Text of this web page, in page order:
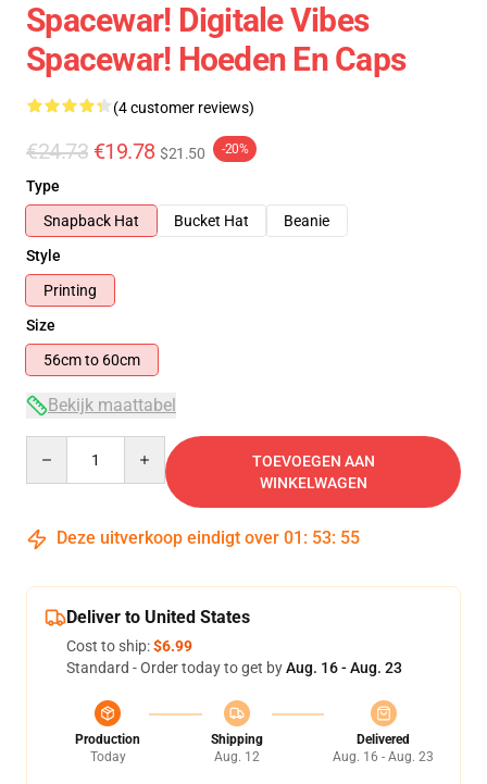
Spacewar! Digitale Vibes
Spacewar! Hoeden En Caps
(4 customer reviews)
€24.73 €19.78 $21.50 -20%
Type
Snapback Hat
Bucket Hat
Beanie
Style
Printing
Size
56cm to 60cm
Bekijk maattabel
TOEVOEGEN AAN
WINKELWAGEN
Deze uitverkoop eindigt over 01 : 53: 54
Deliver to United States
Cost to ship:$6.99
Standard - Order today to get byAug. 16 - Aug. 23
Production
Today
Shipping
Aug. 12
Delivered
Aug. 16 - Aug. 23